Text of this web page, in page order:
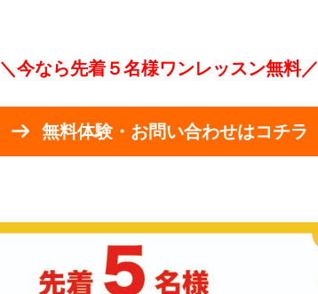
＼今なら先着５名様ワンレッスン無料／
無料体験・お問い合わせはコチラ